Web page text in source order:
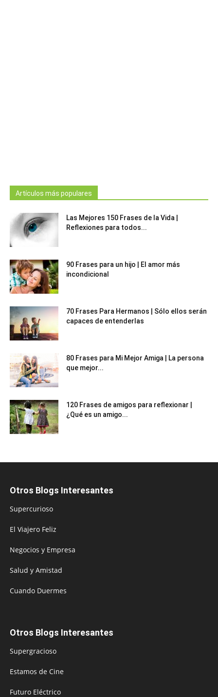
Artículos más populares
Las Mejores 150 Frases de la Vida |
Reflexiones para todos...
90 Frases para un hijo | El amor más
incondicional
70 Frases Para Hermanos | Sólo ellos serán
capaces de entenderlas
80 Frases para Mi Mejor Amiga | La persona
que mejor...
120 Frases de amigos para reflexionar |
¿Qué es un amigo...
Otros Blogs Interesantes
Supercurioso
El Viajero Feliz
Negocios y Empresa
Salud y Amistad
Cuando Duermes
Otros Blogs Interesantes
Supergracioso
Estamos de Cine
Futuro Eléctrico